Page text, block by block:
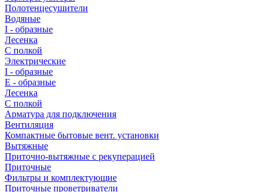
Полотенцесушители
Водяные
I - образные
Лесенка
С полкой
Электрические
I - образные
E - образные
Лесенка
С полкой
Арматура для подключения
Вентиляция
Компактные бытовые вент. установки
Вытяжные
Приточно-вытяжные с рекуперацией
Приточные
Фильтры и комплектующие
Приточные проветриватели